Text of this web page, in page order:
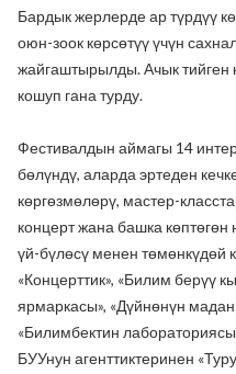
Бардык жерлерде ар түрдүү
оюн-зоок көрсөтүү үчүн
жайгаштырылды. Ачык тийген
кошуп гана турду.
Фестивалдын аймагы 14
бөлүндү, аларда эртеден
көргөзмөлөрү, мастер-
концерт жана башка
үй-бүлөсү менен төмөнкүдөй
«Концерттик», «Билим берүү
ярмаркасы», «Дүйнөнүн
«Билимбектин
БУУнун агенттиктеринен